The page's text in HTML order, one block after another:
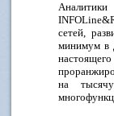
сетей,
минимум в
на